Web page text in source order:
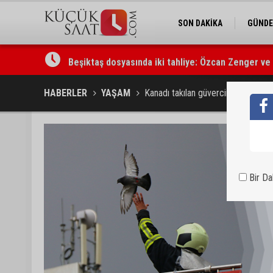
SON DAKİKA
Beşiktaş dosyasında iki tahliye: Özcan Zenger
HABERLER YAŞAM Kanadı takılan güvercin, itfaiye
Bir